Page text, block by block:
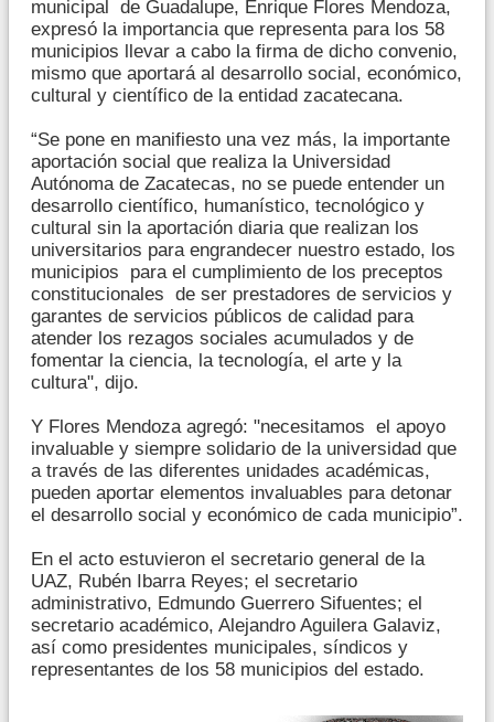
municipal de Guadalupe, Enrique Flores Mendoza,
expresó la importancia que representa para los 58
municipios llevar a cabo la firma de dicho convenio,
mismo que aportará al desarrollo social, económico,
cultural y científico de la entidad zacatecana.
“Se pone en manifiesto una vez más, la importante
aportación social que realiza la Universidad
Autónoma de Zacatecas, no se puede entender un
desarrollo científico, humanístico, tecnológico y
cultural sin la aportación diaria que realizan los
universitarios para engrandecer nuestro estado, los
municipios para el cumplimiento de los preceptos
constitucionales de ser prestadores de servicios y
garantes de servicios públicos de calidad para
atender los rezagos sociales acumulados y de
fomentar la ciencia, la tecnología, el arte y la
cultura", dijo.
Y Flores Mendoza agregó: "necesitamos el apoyo
invaluable y siempre solidario de la universidad que
a través de las diferentes unidades académicas,
pueden aportar elementos invaluables para detonar
el desarrollo social y económico de cada municipio”.
En el acto estuvieron el secretario general de la
UAZ, Rubén Ibarra Reyes; el secretario
administrativo, Edmundo Guerrero Sifuentes; el
secretario académico, Alejandro Aguilera Galaviz,
así como presidentes municipales, síndicos y
representantes de los 58 municipios del estado.